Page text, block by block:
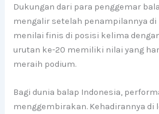
Dukungan dari para penggemar
mengalir setelah penampilannya di
menilai finis di posisi kelima
urutan ke-20 memiliki nilai yang
meraih podium.
Bagi dunia balap Indonesia,
menggembirakan. Kehadirannya di